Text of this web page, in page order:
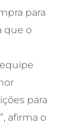
para
que o
para
afirma o